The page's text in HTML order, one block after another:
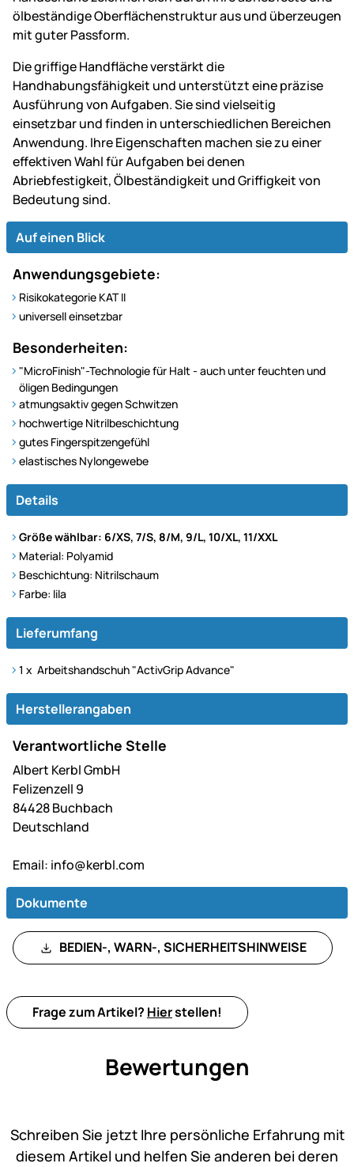
ölbeständige Oberflächenstruktur aus und überzeugen
mit guter Passform.
Die griffige Handfläche verstärkt die
Handhabungsfähigkeit und unterstützt eine präzise
Ausführung von Aufgaben. Sie sind vielseitig
einsetzbar und finden in unterschiedlichen Bereichen
Anwendung. Ihre Eigenschaften machen sie zu einer
effektiven Wahl für Aufgaben bei denen
Abriebfestigkeit, Ölbeständigkeit und Griffigkeit von
Bedeutung sind.
Auf einen Blick
Anwendungsgebiete:
Risikokategorie KAT II
universell einsetzbar
Besonderheiten:
"MicroFinish"-Technologie für Halt - auch unter feuchten und
öligen Bedingungen
atmungsaktiv gegen Schwitzen
hochwertige Nitrilbeschichtung
gutes Fingerspitzengefühl
elastisches Nylongewebe
Details
Größe wählbar: 6/XS, 7/S, 8/M, 9/L, 10/XL, 11/XXL
Material: Polyamid
Beschichtung: Nitrilschaum
Farbe: lila
Lieferumfang
1 x Arbeitshandschuh "ActivGrip Advance"
Herstellerangaben
Verantwortliche Stelle
Albert Kerbl GmbH
Felizenzell 9
84428 Buchbach
Deutschland
Email: info@kerbl.com
Dokumente
BEDIEN-, WARN-, SICHERHEITSHINWEISE
Frage zum Artikel? Hierstellen!
Bewertungen
Schreiben Sie jetzt Ihre persönliche Erfahrung mit
diesem Artikel und helfen Sie anderen bei deren